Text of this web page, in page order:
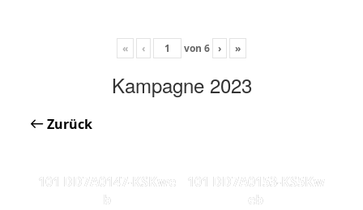
« ‹ von 6 › »
Kampagne 2023
Zurück
101 DD7A0147-KSKwe
b
101 DD7A0153-KS5Kw
eb